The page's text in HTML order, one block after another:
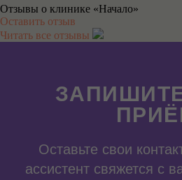
Отзывы о клинике «Начало»
Оставить отзыв
Читать все отзывы
Оставьте свои
ассистент свяжется с